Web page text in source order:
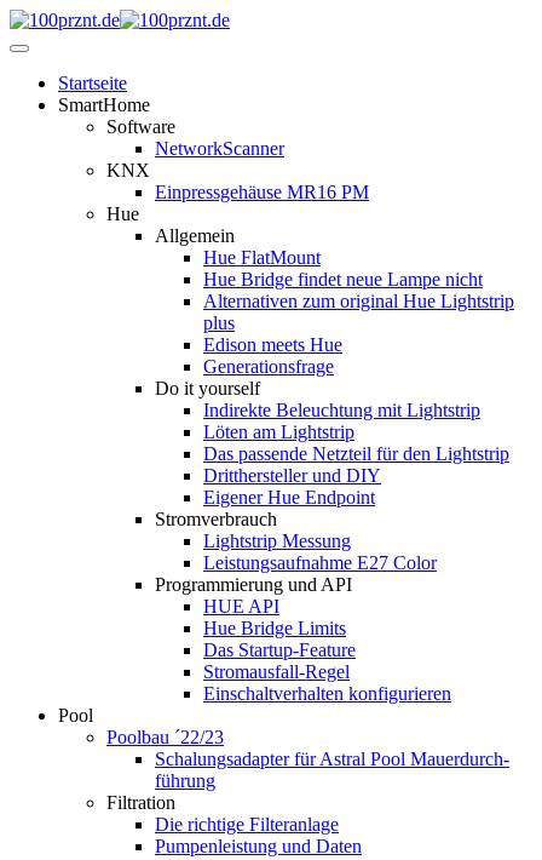
Startseite
SmartHome
Software
NetworkScanner
KNX
Einpressgehäuse MR16 PM
Hue
Allgemein
Hue FlatMount
Hue Bridge findet neue Lampe nicht
Alternativen zum original Hue Lightstrip
plus
Edison meets Hue
Generationsfrage
Do it yourself
Indirekte Beleuchtung mit Lightstrip
Löten am Lightstrip
Das passende Netzteil für den Lightstrip
Dritthersteller und DIY
Eigener Hue Endpoint
Stromverbrauch
Lightstrip Messung
Leistungsaufnahme E27 Color
Programmierung und API
HUE API
Hue Bridge Limits
Das Startup-Feature
Stromausfall-Regel
Einschaltverhalten konfigurieren
Pool
Poolbau ´22/23
Schalungs­adapter für Astral Pool Mauer­durch­
führung
Filtration
Die richtige Filter­anlage
Pumpenleistung und Daten